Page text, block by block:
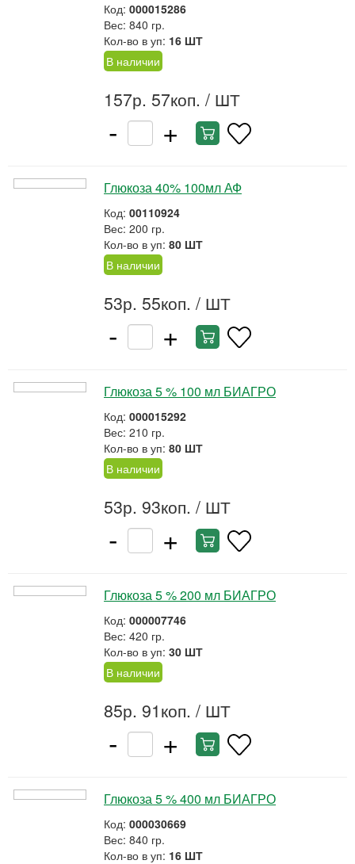
Код: 000015286
Вес: 840 гр.
Кол-во в уп: 16 ШТ
В наличии
157р. 57коп. / ШТ
- +
Глюкоза 40% 100мл АФ
Код: 00110924
Вес: 200 гр.
Кол-во в уп: 80 ШТ
В наличии
53р. 55коп. / ШТ
- +
Глюкоза 5 % 100 мл БИАГРО
Код: 000015292
Вес: 210 гр.
Кол-во в уп: 80 ШТ
В наличии
53р. 93коп. / ШТ
- +
Глюкоза 5 % 200 мл БИАГРО
Код: 000007746
Вес: 420 гр.
Кол-во в уп: 30 ШТ
В наличии
85р. 91коп. / ШТ
- +
Глюкоза 5 % 400 мл БИАГРО
Код: 000030669
Вес: 840 гр.
Кол-во в уп: 16 ШТ